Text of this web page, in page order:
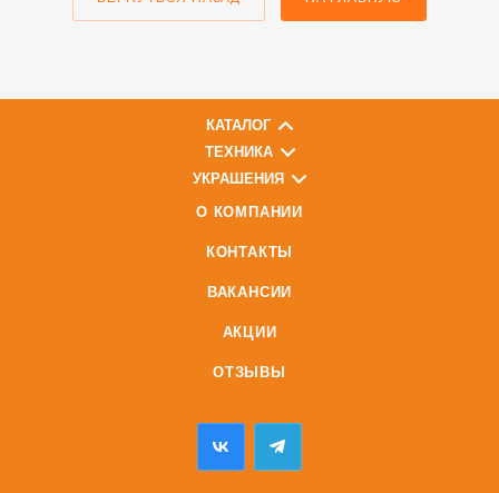
КАТАЛОГ
ТЕХНИКА
УКРАШЕНИЯ
О КОМПАНИИ
КОНТАКТЫ
ВАКАНСИИ
АКЦИИ
ОТЗЫВЫ